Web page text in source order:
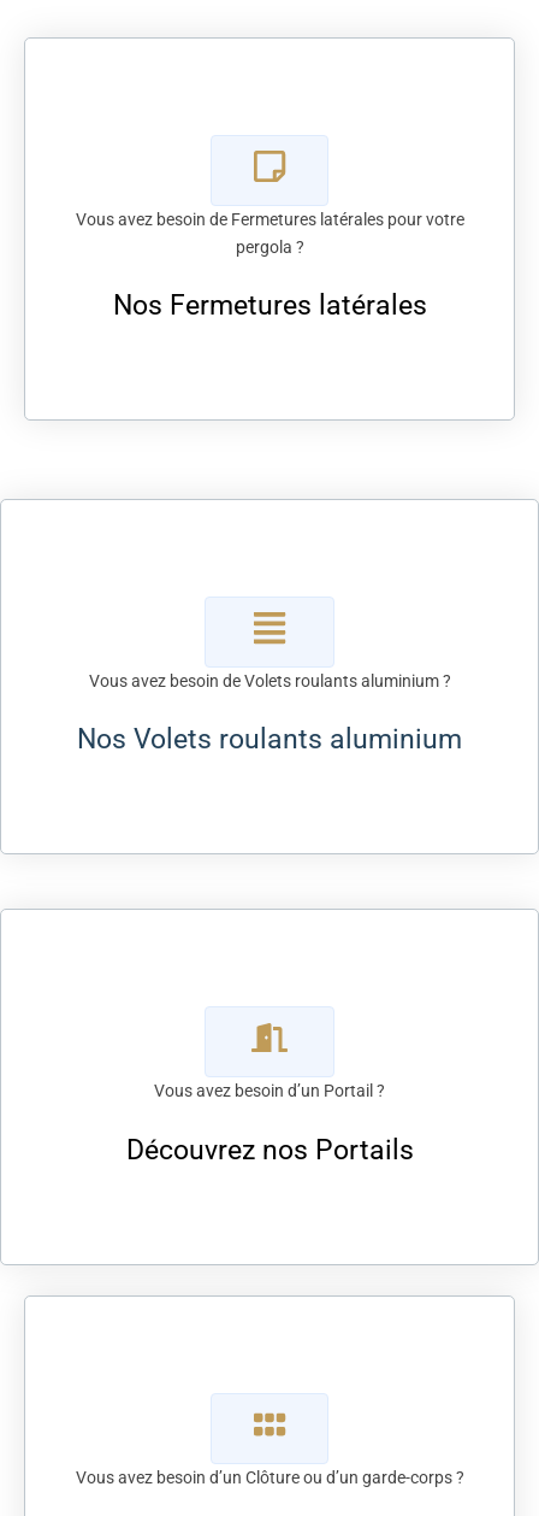
Vous avez besoin de Fermetures latérales pour votre
pergola ?
Nos Fermetures latérales
Vous avez besoin de Volets roulants aluminium ?
Nos Volets roulants aluminium
Vous avez besoin d’un Portail ?
Découvrez nos Portails
Vous avez besoin d’un Clôture ou d’un garde-corps ?